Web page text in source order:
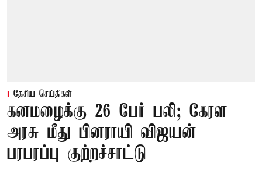
தேசிய செய்திகள்
கனமழைக்கு 26 பேர் பலி; கேரள
அரசு மீது பினராயி விஜயன்
பரபரப்பு குற்றச்சாட்டு